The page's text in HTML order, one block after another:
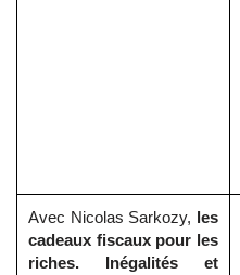
Avec Nicolas Sarkozy, les
cadeaux fiscaux pour les
riches. Inégalités et